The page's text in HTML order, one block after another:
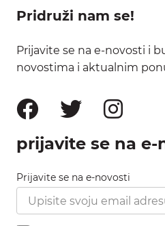
Pridruži nam se!
Prijavite se na e-novosti i
novostima i aktualnim
prijavite se na e-
Prijavite se na e-novosti